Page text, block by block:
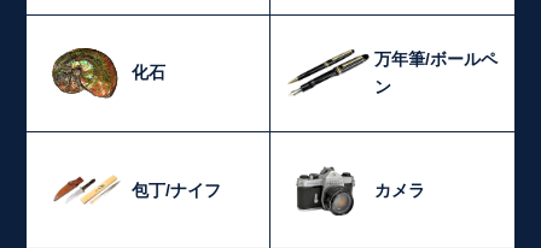
化石
万年筆/ボールペ
ン
包丁/ナイフ カメラ